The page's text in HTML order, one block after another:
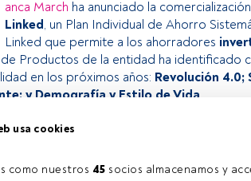
usa cookies
como nuestros 45 socios almacenamos y
anca March ha anunciado la
Linked, un Plan Individual de Ahorro
Linked que permite a los ahorradores
de Productos de la entidad ha identificado
en los próximos años: Revolución
y Demografía y Estilo de Vida
accede desde el botón Login. Si